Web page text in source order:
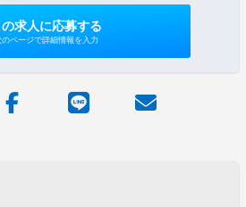
求人に応募する
のページで詳細情報を入力